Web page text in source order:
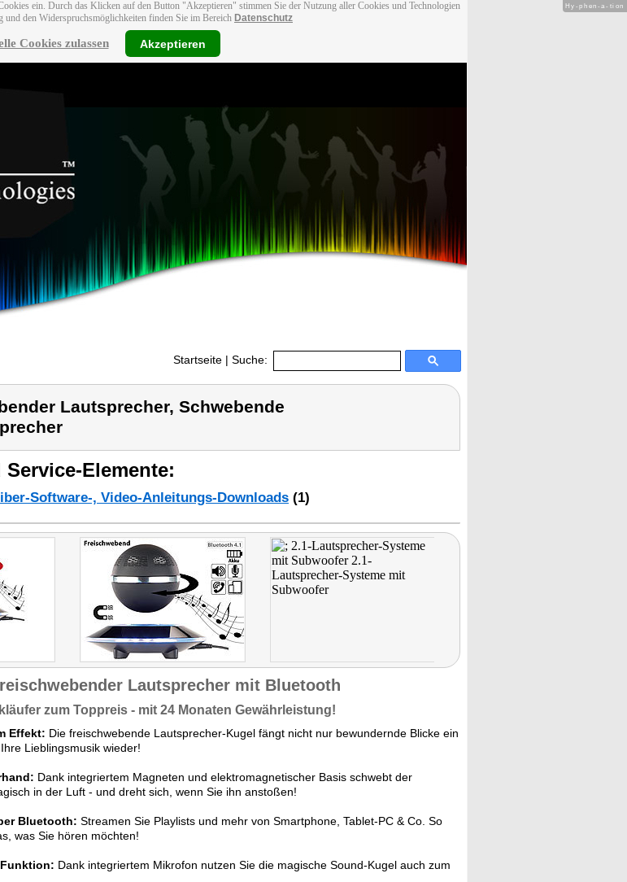
ein. Durch das Klicken auf den Button "Akzeptieren" stimmen Sie der Nutzung aller Cookies und Technologien
und den Widerspruchsmöglichkeiten finden Sie im Bereich Datenschutz
Cookies zulassen Akzeptieren
Startseite | Suche:
Lautsprecher, Schwebende
Elemente:
Software-, Video-Anleitungs-Downloads (1)
Lautsprecher mit Bluetooth
zum Toppreis - mit 24 Monaten Gewährleistung!
Effekt: Die freischwebende Lautsprecher-Kugel fängt nicht nur bewundernde Blicke ein
Lieblingsmusik wieder!
Dank integriertem Magneten und elektromagnetischer Basis schwebt der
in der Luft - und dreht sich, wenn Sie ihn anstoßen!
Bluetooth: Streamen Sie Playlists und mehr von Smartphone, Tablet-PC & Co. So
was Sie hören möchten!
Dank integriertem Mikrofon nutzen Sie die magische Sound-Kugel auch zum
Hy-phen-a-tion